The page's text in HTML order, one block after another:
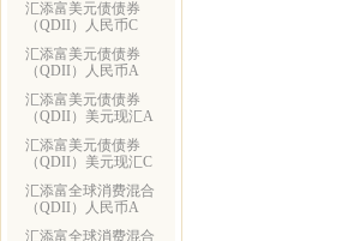
汇添富美元债债券
（QDII）人民币C
汇添富美元债债券
（QDII）人民币A
汇添富美元债债券
（QDII）美元现汇A
汇添富美元债债券
（QDII）美元现汇C
汇添富全球消费混合
（QDII）人民币A
汇添富全球消费混合